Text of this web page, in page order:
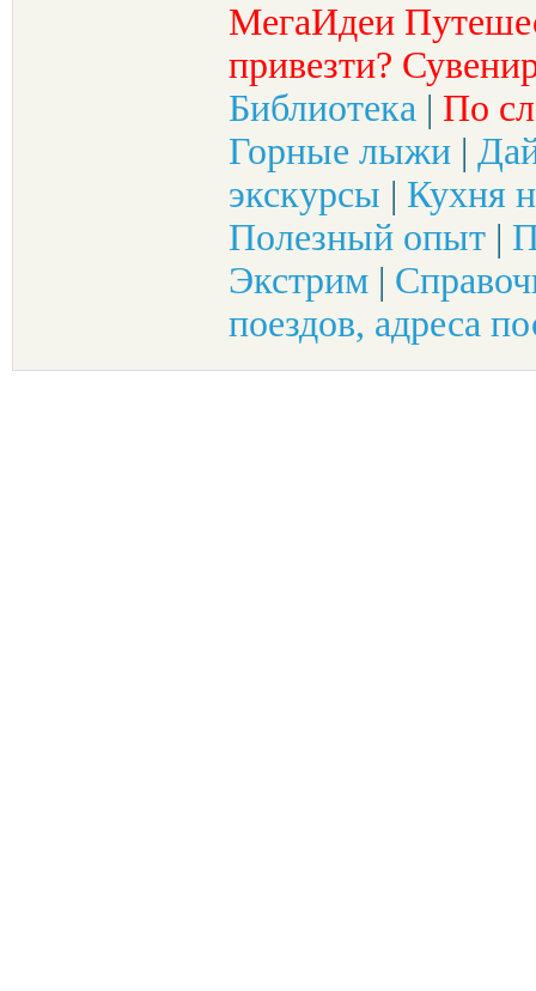
МегаИдеи
привезти?
Библиотека | По
Горные лыжи |
экскурсы | Кухня
Полезный опыт |
Экстрим |
поездов, адреса